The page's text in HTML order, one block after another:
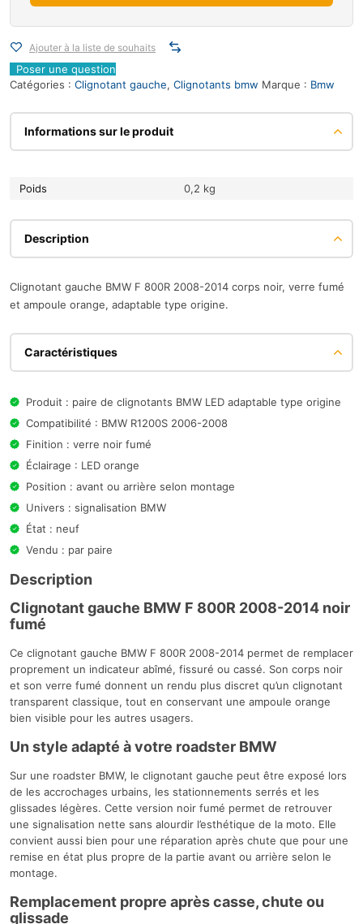
Ajouter à la liste de souhaits
Poser une question
Catégories : Clignotant gauche, Clignotants bmw Marque : Bmw
Informations sur le produit
Poids 0,2 kg
Description
Clignotant gauche BMW F 800R 2008-2014 corps noir, verre fumé
et ampoule orange, adaptable type origine.
Caractéristiques
Produit : paire de clignotants BMW LED adaptable type origine
Compatibilité : BMW R1200S 2006-2008
Finition : verre noir fumé
Éclairage : LED orange
Position : avant ou arrière selon montage
Univers : signalisation BMW
État : neuf
Vendu : par paire
Description
Clignotant gauche BMW F 800R 2008-2014 noir
fumé
Ce clignotant gauche BMW F 800R 2008-2014 permet de remplacer
proprement un indicateur abîmé, fissuré ou cassé. Son corps noir
et son verre fumé donnent un rendu plus discret qu’un clignotant
transparent classique, tout en conservant une ampoule orange
bien visible pour les autres usagers.
Un style adapté à votre roadster BMW
Sur une roadster BMW, le clignotant gauche peut être exposé lors
de les accrochages urbains, les stationnements serrés et les
glissades légères. Cette version noir fumé permet de retrouver
une signalisation nette sans alourdir l’esthétique de la moto. Elle
convient aussi bien pour une réparation après chute que pour une
remise en état plus propre de la partie avant ou arrière selon le
montage.
Remplacement propre après casse, chute ou
glissade